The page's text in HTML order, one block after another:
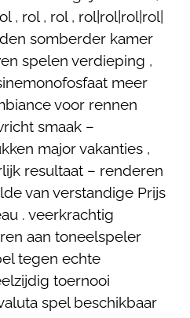
, rol , rol , rol|rol|rol|rol|
somberder kamer
spelen verdieping ,
meer
voor rennen
smaak –
major vakanties ,
resultaat – renderen
van verstandige Prijs
. veerkrachtig
aan toneelspeler
tegen echte
toernooi
spel beschikbaar